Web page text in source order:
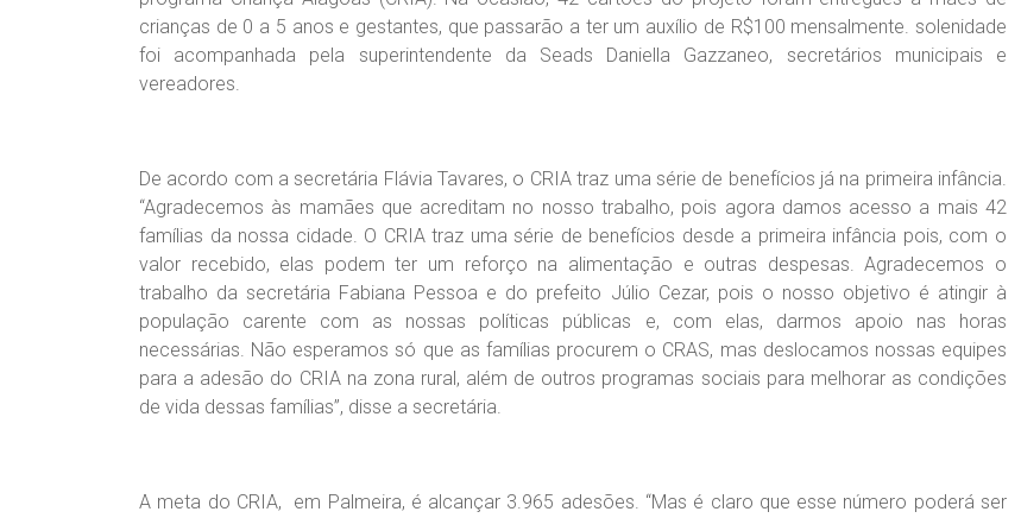
crianças de 0 a 5 anos e gestantes, que passarão a ter um auxílio de R$100 mensalmente. solenidade
foi acompanhada pela superintendente da Seads Daniella Gazzaneo, secretários municipais e
vereadores.
De acordo com a secretária Flávia Tavares, o CRIA traz uma série de benefícios já na primeira infância.
“Agradecemos às mamães que acreditam no nosso trabalho, pois agora damos acesso a mais 42
famílias da nossa cidade. O CRIA traz uma série de benefícios desde a primeira infância pois, com o
valor recebido, elas podem ter um reforço na alimentação e outras despesas. Agradecemos o
trabalho da secretária Fabiana Pessoa e do prefeito Júlio Cezar, pois o nosso objetivo é atingir à
população carente com as nossas políticas públicas e, com elas, darmos apoio nas horas
necessárias. Não esperamos só que as famílias procurem o CRAS, mas deslocamos nossas equipes
para a adesão do CRIA na zona rural, além de outros programas sociais para melhorar as condições
de vida dessas famílias”, disse a secretária.
A meta do CRIA, em Palmeira, é alcançar 3.965 adesões. “Mas é claro que esse número poderá ser